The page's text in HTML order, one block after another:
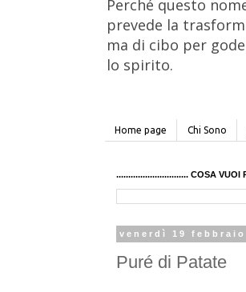
Perché questo
prevede la
ma di cibo per
lo spirito.
Home page Chi Sono
.............................. COSA
venerdì 19 febbraio
Puré di Patate